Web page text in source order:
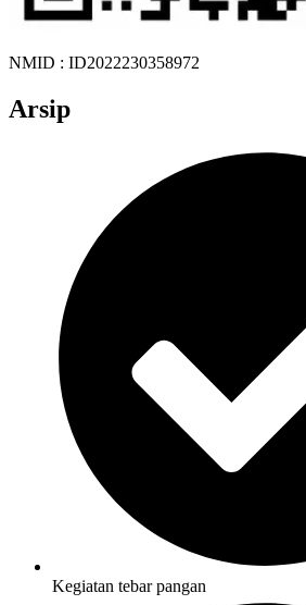
NMID : ID2022230358972
Arsip
Kegiatan tebar pangan